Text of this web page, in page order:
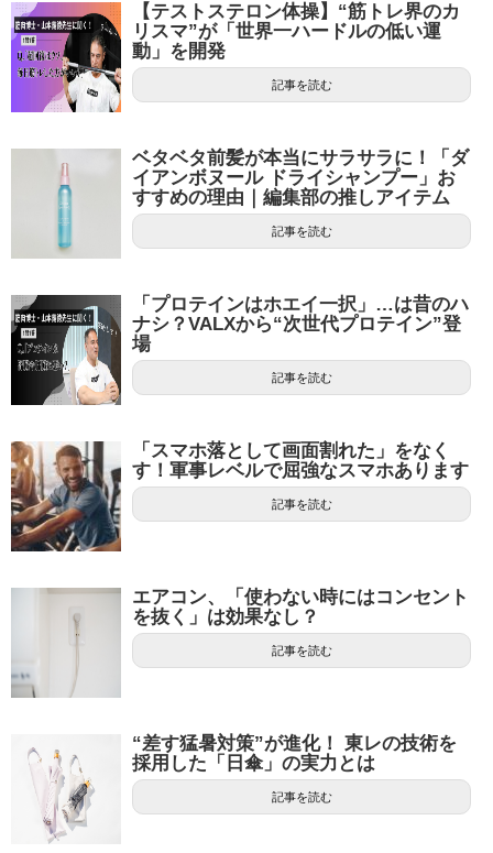
【テストステロン体操】“筋トレ界のカ
リスマ”が「世界一ハードルの低い運
動」を開発
記事を読む
ベタベタ前髪が本当にサラサラに！「ダ
イアンボヌール ドライシャンプー」お
すすめの理由｜編集部の推しアイテム
記事を読む
「プロテインはホエイ一択」…は昔のハ
ナシ？VALXから“次世代プロテイン”登
場
記事を読む
「スマホ落として画面割れた」をなく
す！軍事レベルで屈強なスマホあります
記事を読む
エアコン、「使わない時にはコンセント
を抜く」は効果なし？
記事を読む
“差す猛暑対策”が進化！ 東レの技術を
採用した「日傘」の実力とは
記事を読む